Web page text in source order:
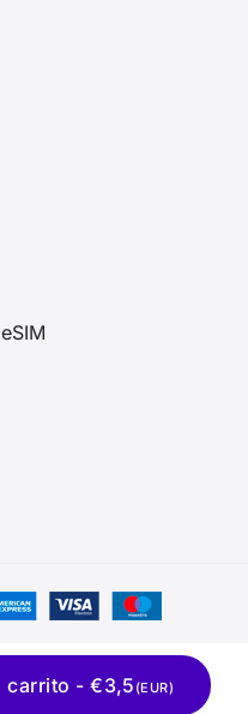
carrito - €3,5 (EUR)
reservados